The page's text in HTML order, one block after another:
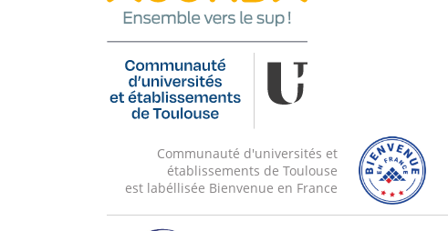
Communauté d'universités et
établissements de Toulouse
est labéllisée Bienvenue en France